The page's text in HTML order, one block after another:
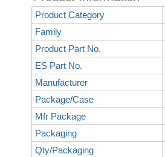
Product Category
Family
Product Part No.
ES Part No.
Manufacturer
Package/Case
Mfr Package
Packaging
Qty/Packaging